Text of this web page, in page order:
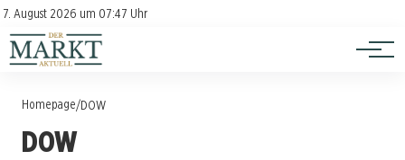
7. August 2026 um 07:47 Uhr
Kontakt
Impressum
Investition
Verbraucherschutz
Homepage/DOW
DOW